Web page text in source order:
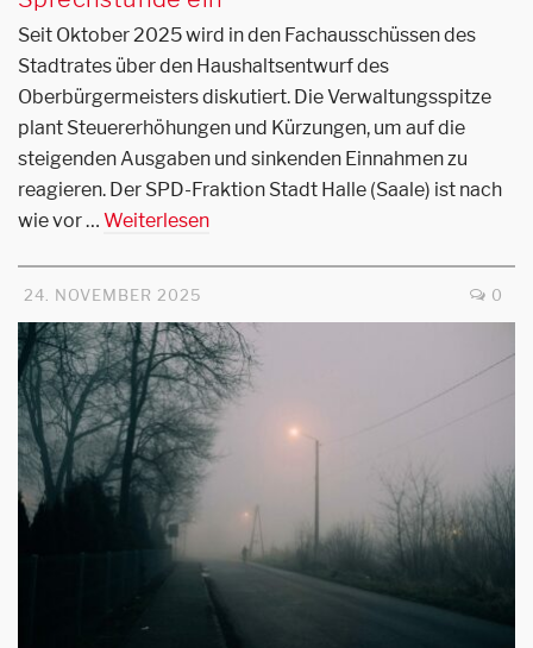
Seit Oktober 2025 wird in den Fachausschüssen des
Stadtrates über den Haushaltsentwurf des
Oberbürgermeisters diskutiert. Die Verwaltungsspitze
plant Steuererhöhungen und Kürzungen, um auf die
steigenden Ausgaben und sinkenden Einnahmen zu
reagieren. Der SPD-Fraktion Stadt Halle (Saale) ist nach
wie vor … Weiterlesen
24. NOVEMBER 2025 0